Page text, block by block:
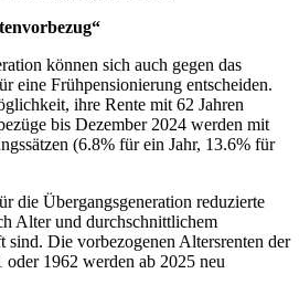
können sich auch gegen das
eine Frühpensionierung entscheiden.
ihre Rente mit 62 Jahren
bis Dezember 2024 werden mit
(6.8% für ein Jahr, 13.6% für
die Übergangsgeneration reduzierte
Alter und durchschnittlichem
sind. Die vorbezogenen Altersrenten der
oder 1962 werden ab 2025 neu